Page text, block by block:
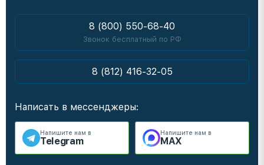
8 (800) 550-68-40
Звонок бесплатный по РФ
8 (812) 416-32-05
Написать в мессенджеры:
Напишите нам в
Telegram
Напишите нам в
MAX